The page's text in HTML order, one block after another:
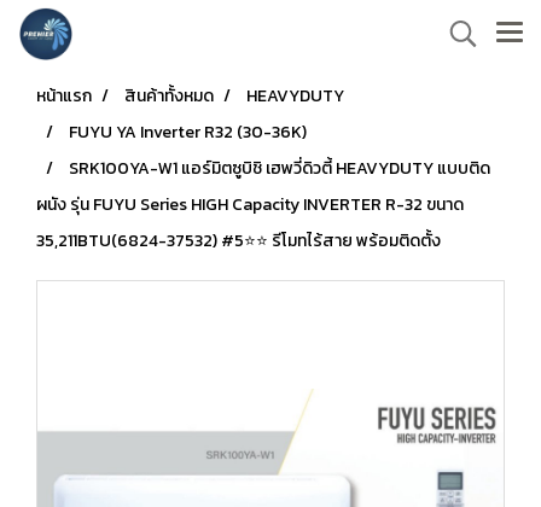
หน้าแรก สินค้าทั้งหมด
HEAVYDUTY
FUYU YA Inverter R32 (30-36K)
SRK100YA-W1 แอร์มิตซูบิชิ เฮพวี่ดิวตี้ HEAVYDUTY แบบติด
ผนัง รุ่น FUYU Series HIGH Capacity INVERTER R-32 ขนาด
35,211BTU(6824-37532) #5⭐⭐ รีโมทไร้สาย พร้อมติดตั้ง